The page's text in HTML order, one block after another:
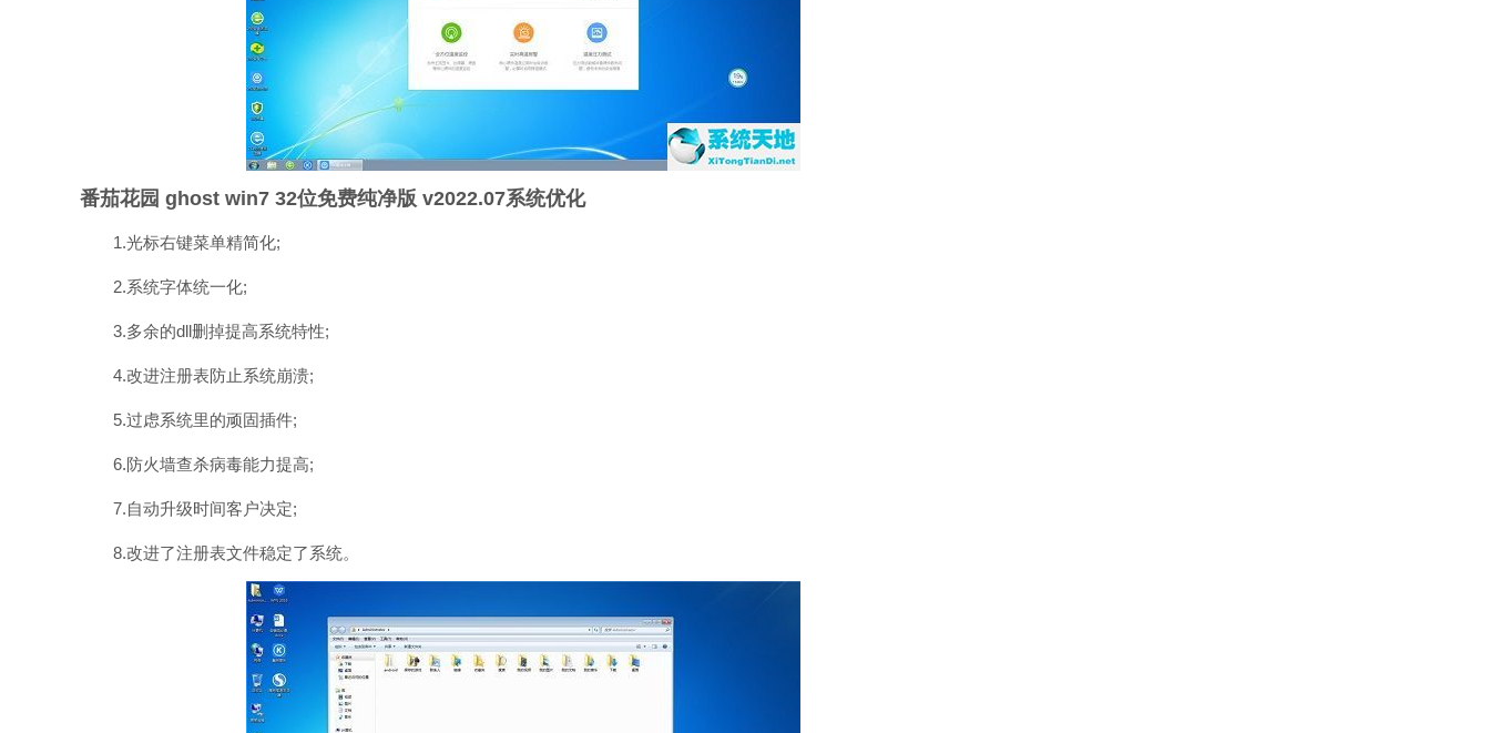
番茄花园 ghost win7 32位免费纯净版 v2022.07系统优化
1.光标右键菜单精简化;
2.系统字体统一化;
3.多余的dll删掉提高系统特性;
4.改进注册表防止系统崩溃;
5.过虑系统里的顽固插件;
6.防火墙查杀病毒能力提高;
7.自动升级时间客户决定;
8.改进了注册表文件稳定了系统。